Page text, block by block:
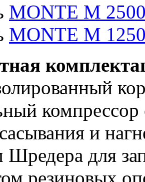
MONTE M
MONTE M
и
Шредера для
резиновых